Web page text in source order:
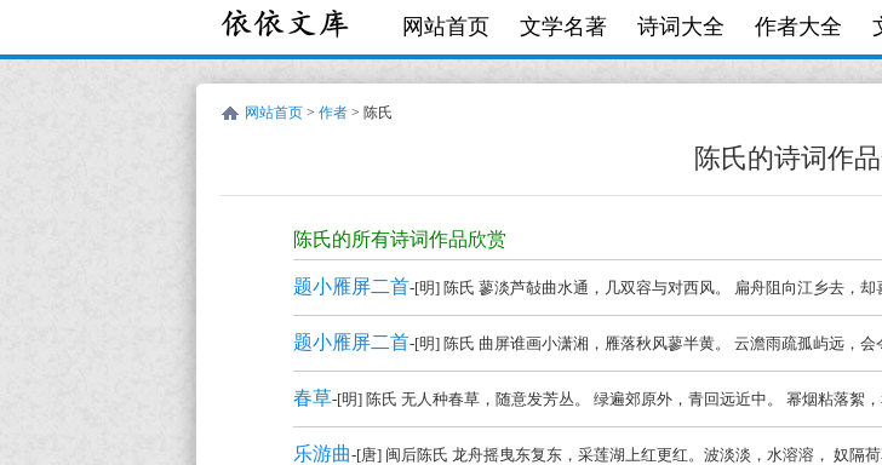
网站首页 文学名著 诗词大全 作者大全
网站首页 > 作者 > 陈氏
陈氏的诗词作
陈
陈氏的所有诗词作品欣赏
题小雁屏二首-[明] 陈氏 蓼淡芦敧曲水通，几双容与对西风。 扁舟阻向江乡去，却
题小雁屏二首-[明] 陈氏 曲屏谁画小潇湘，雁落秋风蓼半黄。 云澹雨疏孤屿远，会
春草-[明] 陈氏 无人种春草，随意发芳丛。 绿遍郊原外，青回远近中。 幂烟粘落絮
乐游曲-[唐] 闽后陈氏 龙舟摇曳东复东，采莲湖上红更红。波淡淡，水溶溶， 奴隔